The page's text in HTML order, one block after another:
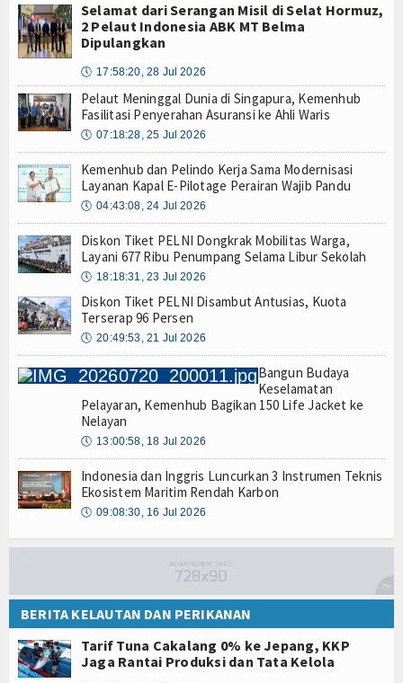
Selamat dari Serangan Misil di Selat Hormuz,
2 Pelaut Indonesia ABK MT Belma
Dipulangkan
🕔 17:58:20, 28 Jul 2026
Pelaut Meninggal Dunia di Singapura, Kemenhub
Fasilitasi Penyerahan Asuransi ke Ahli Waris
🕔 07:18:28, 25 Jul 2026
Kemenhub dan Pelindo Kerja Sama Modernisasi
Layanan Kapal E-Pilotage Perairan Wajib Pandu
🕔 04:43:08, 24 Jul 2026
Diskon Tiket PELNI Dongkrak Mobilitas Warga,
Layani 677 Ribu Penumpang Selama Libur Sekolah
🕔 18:18:31, 23 Jul 2026
Diskon Tiket PELNI Disambut Antusias, Kuota
Terserap 96 Persen
🕔 20:49:53, 21 Jul 2026
Bangun Budaya
Keselamatan
Pelayaran, Kemenhub Bagikan 150 Life Jacket ke
Nelayan
🕔 13:00:58, 18 Jul 2026
Indonesia dan Inggris Luncurkan 3 Instrumen Teknis
Ekosistem Maritim Rendah Karbon
🕔 09:08:30, 16 Jul 2026
BERITA KELAUTAN DAN PERIKANAN
Tarif Tuna Cakalang 0% ke Jepang, KKP
Jaga Rantai Produksi dan Tata Kelola